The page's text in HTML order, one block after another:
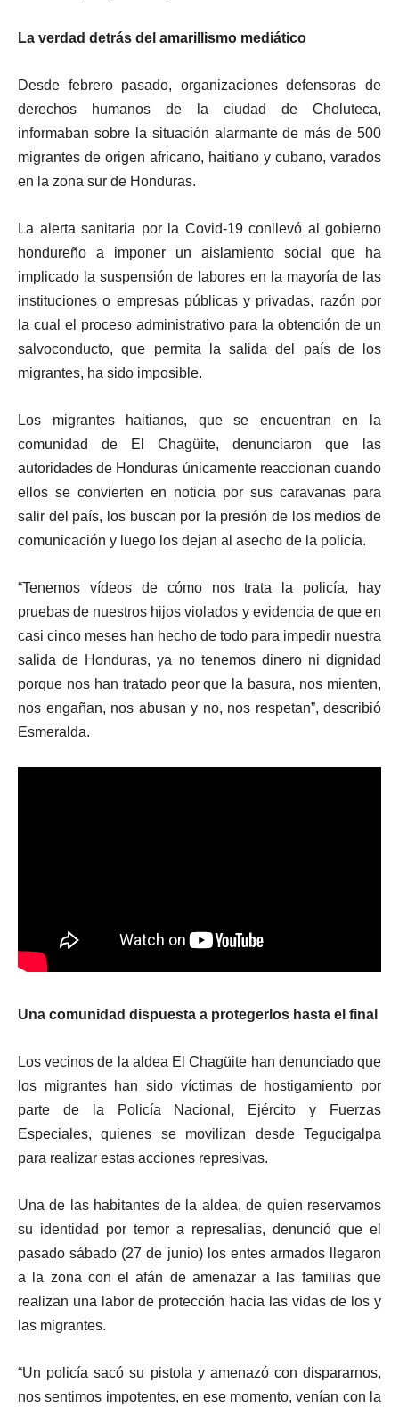
La verdad detrás del amarillismo mediático
Desde febrero pasado, organizaciones defensoras de
derechos humanos de la ciudad de Choluteca,
informaban sobre la situación alarmante de más de 500
migrantes de origen africano, haitiano y cubano, varados
en la zona sur de Honduras.
La alerta sanitaria por la Covid-19 conllevó al gobierno
hondureño a imponer un aislamiento social que ha
implicado la suspensión de labores en la mayoría de las
instituciones o empresas públicas y privadas, razón por
la cual el proceso administrativo para la obtención de un
salvoconducto, que permita la salida del país de los
migrantes, ha sido imposible.
Los migrantes haitianos, que se encuentran en la
comunidad de El Chagüite, denunciaron que las
autoridades de Honduras únicamente reaccionan cuando
ellos se convierten en noticia por sus caravanas para
salir del país, los buscan por la presión de los medios de
comunicación y luego los dejan al asecho de la policía.
“Tenemos vídeos de cómo nos trata la policía, hay
pruebas de nuestros hijos violados y evidencia de que en
casi cinco meses han hecho de todo para impedir nuestra
salida de Honduras, ya no tenemos dinero ni dignidad
porque nos han tratado peor que la basura, nos mienten,
nos engañan, nos abusan y no, nos respetan”, describió
Esmeralda.
Una comunidad dispuesta a protegerlos hasta el final
Los vecinos de la aldea El Chagüite han denunciado que
los migrantes han sido víctimas de hostigamiento por
parte de la Policía Nacional, Ejército y Fuerzas
Especiales, quienes se movilizan desde Tegucigalpa
para realizar estas acciones represivas.
Una de las habitantes de la aldea, de quien reservamos
su identidad por temor a represalias, denunció que el
pasado sábado (27 de junio) los entes armados llegaron
a la zona con el afán de amenazar a las familias que
realizan una labor de protección hacia las vidas de los y
las migrantes.
“Un policía sacó su pistola y amenazó con dispararnos,
nos sentimos impotentes, en ese momento, venían con la